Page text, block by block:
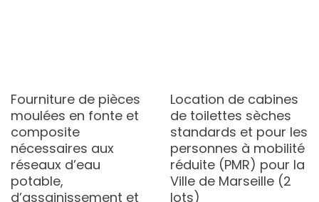
Fourniture de pièces
moulées en fonte et
composite
nécessaires aux
réseaux d’eau
potable,
d’assainissement et
Location de cabines
de toilettes sèches
standards et pour les
personnes à mobilité
réduite (PMR) pour la
Ville de Marseille (2
lots)